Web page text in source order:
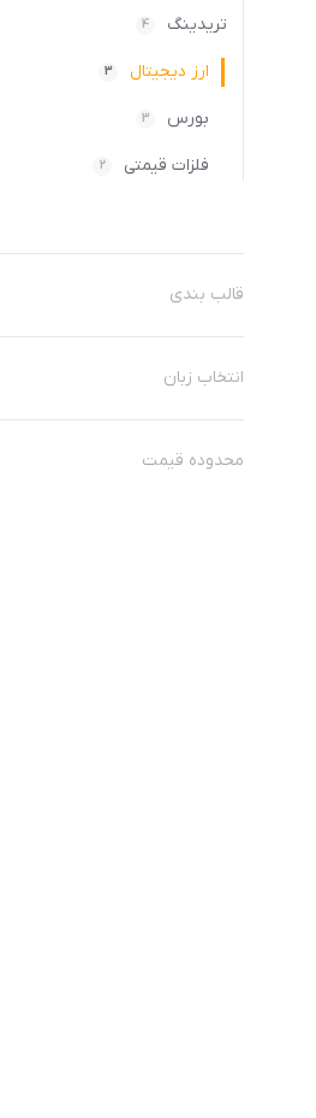
تریدینگ 4
ارز دیجیتال 3
بورس 3
فلزات قیمتی 2
قالب بندی
انتخاب زبان
محدوده قیمت